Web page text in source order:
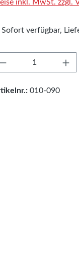
inkl. MwSt. zzgl.
Sofort verfügbar,
010-090